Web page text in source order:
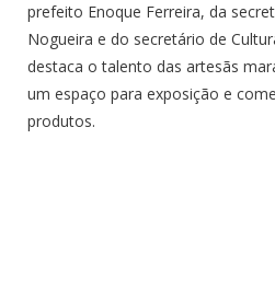
prefeito Enoque Ferreira, da
Nogueira e do secretário de
destaca o talento das artesãs
um espaço para exposição e
produtos.